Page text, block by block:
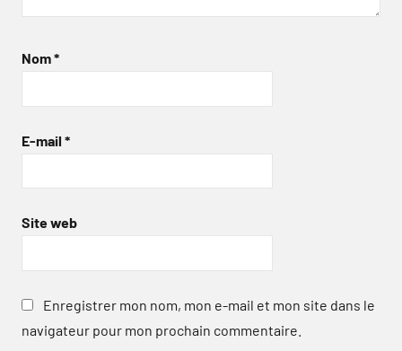
Nom*
E-mail *
Site web
Enregistrer mon nom, mon e-mail et mon site dans le
navigateur pour mon prochain commentaire.